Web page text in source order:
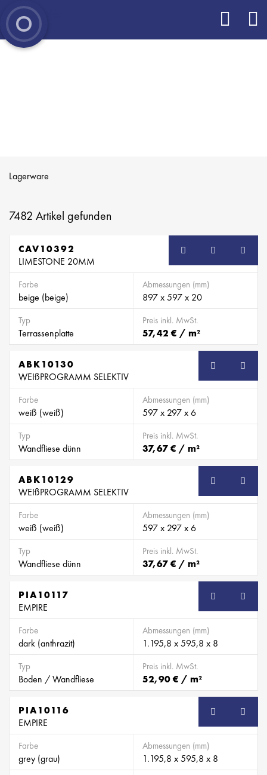
Lagerware
7482 Artikel gefunden
CAV10392
LIMESTONE 20MM
Farbe
beige (beige)
Abmessungen (mm)
897 x 597 x 20
Typ
Terrassenplatte
Preis inkl. MwSt.
57,42 € / m²
ABK10130
WEIßPROGRAMM SELEKTIV
Farbe
weiß (weiß)
Abmessungen (mm)
597 x 297 x 6
Typ
Wandfliese dünn
Preis inkl. MwSt.
37,67 € / m²
ABK10129
WEIßPROGRAMM SELEKTIV
Farbe
weiß (weiß)
Abmessungen (mm)
597 x 297 x 6
Typ
Wandfliese dünn
Preis inkl. MwSt.
37,67 € / m²
PIA10117
EMPIRE
Farbe
dark (anthrazit)
Abmessungen (mm)
1.195,8 x 595,8 x 8
Typ
Boden / Wandfliese
Preis inkl. MwSt.
52,90 € / m²
PIA10116
EMPIRE
Farbe
grey (grau)
Abmessungen (mm)
1.195,8 x 595,8 x 8